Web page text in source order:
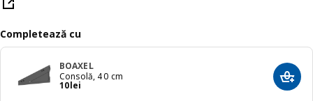
Completează cu
BOAXEL
Consolă, 40 cm
10lei
Preț 10lei